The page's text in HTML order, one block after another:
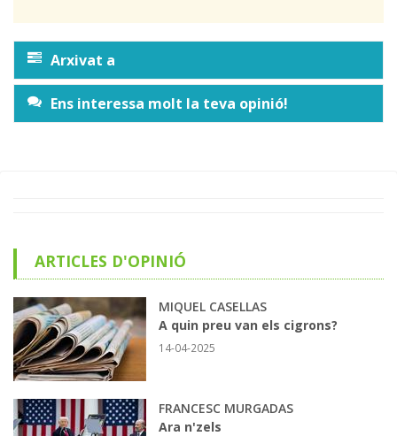
Arxivat a
Ens interessa molt la teva opinió!
ARTICLES D'OPINIÓ
MIQUEL CASELLAS
A quin preu van els cigrons?
14-04-2025
FRANCESC MURGADAS
Ara n'zels